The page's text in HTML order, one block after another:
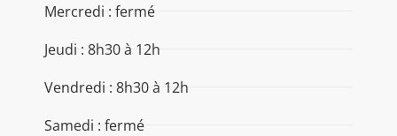
Mercredi : fermé
Jeudi : 8h30 à 12h
Vendredi : 8h30 à 12h
Samedi : fermé